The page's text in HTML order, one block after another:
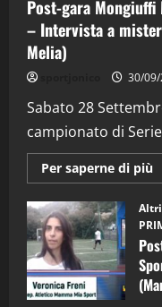
Post-gara
– Intervista a
Melia)
30/
Sabato 28
campionato di
Per saperne di più
–
2
3